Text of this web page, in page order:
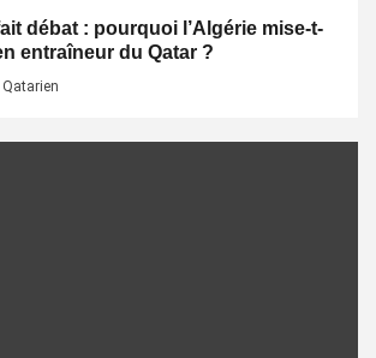
débat : pourquoi l’Algérie mise-t-
entraîneur du Qatar ?
Qatarien